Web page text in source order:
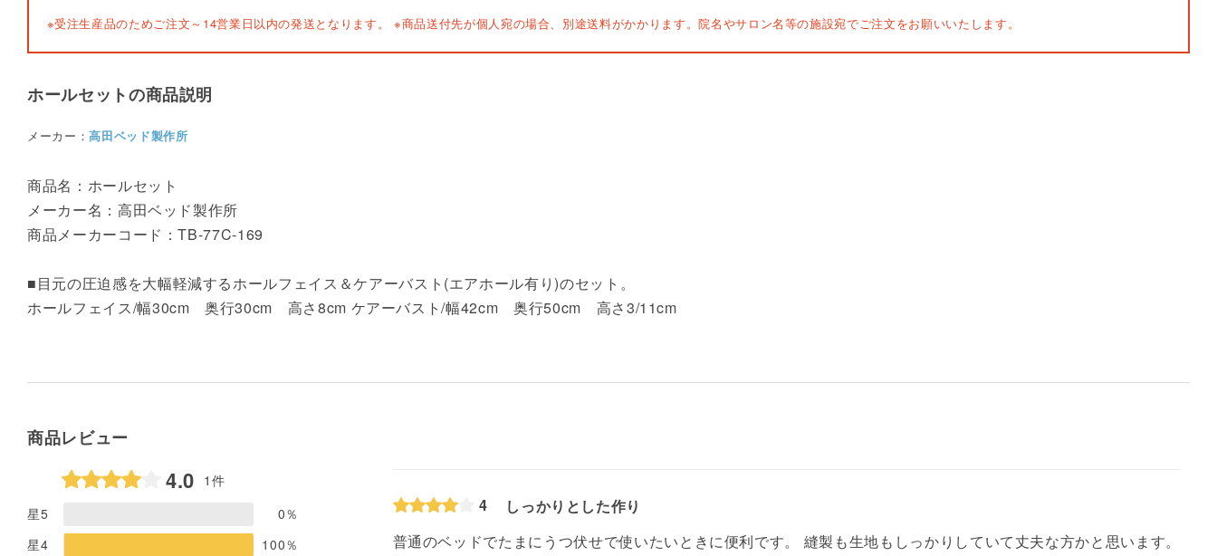
※受注生産品のためご注文～14営業日以内の発送となります。 ※商品送付先が個人宛の場合、別途送料がかかります。院名やサロン名等の施設宛でご注文をお願いいたします。
ホールセットの商品説明
メーカー：高田ベッド製作所
商品名：ホールセット
メーカー名：高田ベッド製作所
商品メーカーコード：TB-77C-169
■目元の圧迫感を大幅軽減するホールフェイス＆ケアーバスト(エアホール有り)のセット。
ホールフェイス/幅30cm 奥行30cm 高さ8cm ケアーバスト/幅42cm 奥行50cm 高さ3/11cm
商品レビュー
4.0 1件
星5
0％
星4
100％
4
しっかりとした作り
普通のベッドでたまにうつ伏せで使いたいときに便利です。 縫製も生地もしっかりしていて丈夫な方かと思います。